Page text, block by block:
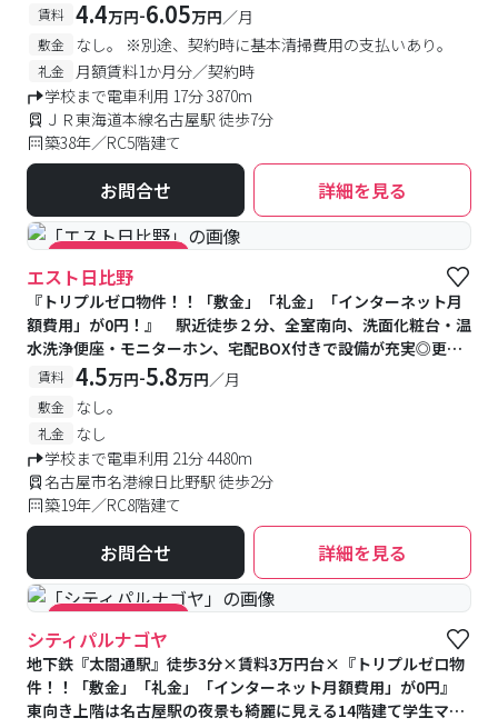
賃料 4.4万円-6.05万円／月
敷金 なし。 ※別途、契約時に基本清掃費用の支払いあり。
礼金
月額賃料1か月分／契約時
学校まで電車利用 17分 3870m
ＪＲ東海道本線名古屋駅 徒歩7分
築38年／RC5階建て
お問合せ 詳細を見る
#キャンペーン実施中
エスト日比野
『トリプルゼロ物件！！「敷金」「礼金」「インターネット月
額費用」が0円！』 駅近徒歩２分、全室南向、洗面化粧台・温
水洗浄便座・モニターホン、宅配BOX付きで設備が充実◎更に
カウンターキッチンタイプや充実した収納スペースのある9タイ
プのお部屋をご用意しております。
賃料 4.5万円-5.8万円／月
敷金 なし。
礼金
なし
学校まで電車利用 21分 4480m
名古屋市名港線日比野駅 徒歩2分
築19年／RC8階建て
お問合せ 詳細を見る
#キャンペーン実施中
シティパルナゴヤ
地下鉄『太閤通駅』徒歩3分×賃料3万円台×『トリプルゼロ物
件！！「敷金」「礼金」「インターネット月額費用」が0円』
東向き上階は名古屋駅の夜景も綺麗に見える14階建て学生マン